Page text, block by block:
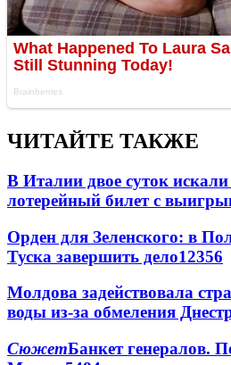
ЧИТАЙТЕ ТАКЖЕ
В Италии двое суток
лотерейный билет с
Орден для Зеленского: в
Туска завершить дело12356
Молдова задействовала
воды из-за обмеления
СюжетБанкет генералов.